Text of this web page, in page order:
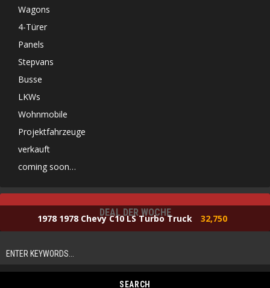
Wagons
4-Türer
Panels
Stepvans
Busse
LKWs
Wohnmobile
Projektfahrzeuge
verkauft
coming soon…
DEAL DER WOCHE
1978 1978 Chevy C10 LS Turbo Truck 32,750